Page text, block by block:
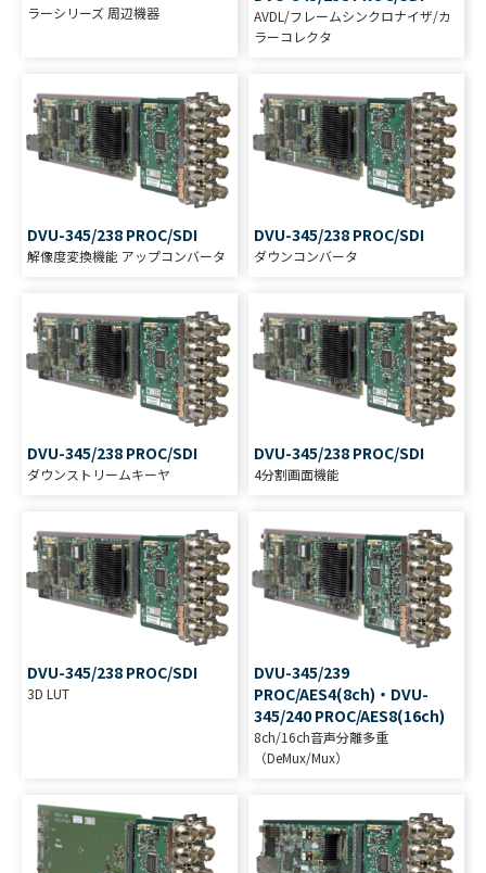
ラーシリーズ 周辺機器
AVDL/フレームシンクロナイザ/カ
ラーコレクタ
DVU-345/238 PROC/SDI
解像度変換機能 アップコンバータ
DVU-345/238 PROC/SDI
ダウンコンバータ
DVU-345/238 PROC/SDI
ダウンストリームキーヤ
DVU-345/238 PROC/SDI
4分割画面機能
DVU-345/238 PROC/SDI
3D LUT
DVU-345/239
PROC/AES4(8ch)・DVU-
345/240 PROC/AES8(16ch)
8ch/16ch音声分離多重
（DeMux/Mux）